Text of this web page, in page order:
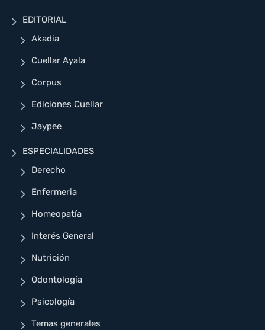
EDITORIAL
Akadia
Cuellar Ayala
Corpus
Ediciones Cuellar
Jaypee
ESPECIALIDADES
Derecho
Enfermeria
Homeopatía
Interés General
Nutrición
Odontología
Psicología
Temas generales